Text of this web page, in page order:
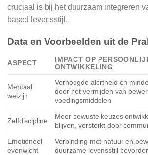
cruciaal is bij het duurzaam integreren
based levensstijl.
Data en Voorbeelden uit de
ASPECT
IMPACT OP
ONTWIKKELING
Mentaal
welzijn
Verhoogde alertheid en
door het vermijden van
voedingsmiddelen
Zelfdiscipline
Meer bewuste keuzes
blijven, versterkt door
Emotioneel
evenwicht
Verbinding met natuur en
duurzame levensstijl